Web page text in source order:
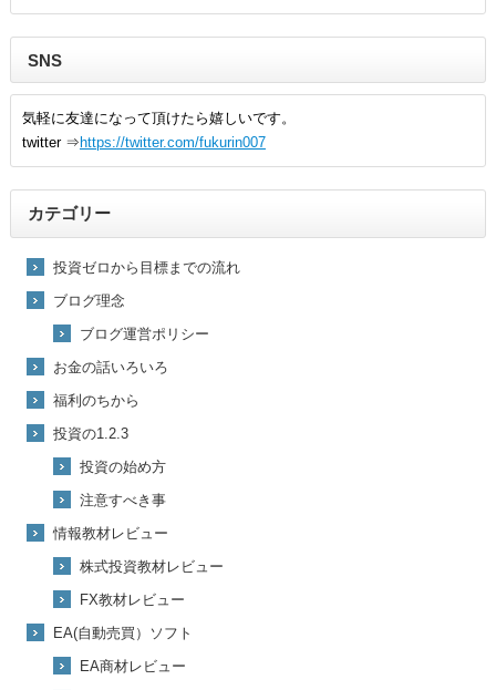
SNS
気軽に友達になって頂けたら嬉しいです。
twitter ⇒ https://twitter.com/fukurin007
カテゴリー
投資ゼロから目標までの流れ
ブログ理念
ブログ運営ポリシー
お金の話いろいろ
福利のちから
投資の1.2.3
投資の始め方
注意すべき事
情報教材レビュー
株式投資教材レビュー
FX教材レビュー
EA(自動売買）ソフト
EA商材レビュー